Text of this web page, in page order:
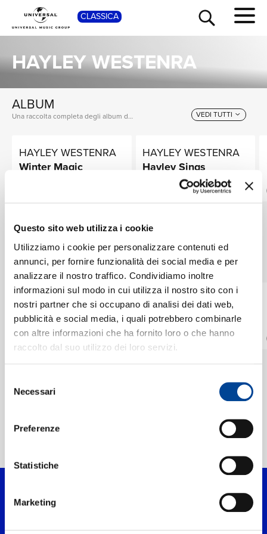
Questo sito web utilizza i cookie
Utilizziamo i cookie per personalizzare contenuti ed
annunci, per fornire funzionalità dei social media e per
analizzare il nostro traffico. Condividiamo inoltre
informazioni sul modo in cui utilizza il nostro sito con i
nostri partner che si occupano di analisi dei dati web,
pubblicità e social media, i quali potrebbero combinarle
con altre informazioni che ha fornito loro o che hanno
raccolto dal suo utilizzo dei loro servizi.
delNecessari
Preferenze
Statistiche
Marketing
CLASSICA
HAYLEY WESTENRA
ALBUM
Una raccolta completa degli album di Hayley Westenra, dalle prime produzioni ai successi più recenti. VEDI TUTTI
HAYLEY WESTENRA
Winter Magic
HAYLEY WESTENRA
Hayley Sings
Japanese Songs
DISRC VERSION
Digitale
SINGOLI
I singoli più rappresentativi di Hayley Westenra, tra successi storici e nuove uscite. VEDI TUTTI
HAYLEY WESTENRA
World In Union
INTERNATIONAL
Digitale
HAYLEY WESTENRA
Both Sides Now
Digitale
SHOP
TOUR
NEWS
RICERCA
CHI SIAMO
CONTATTI